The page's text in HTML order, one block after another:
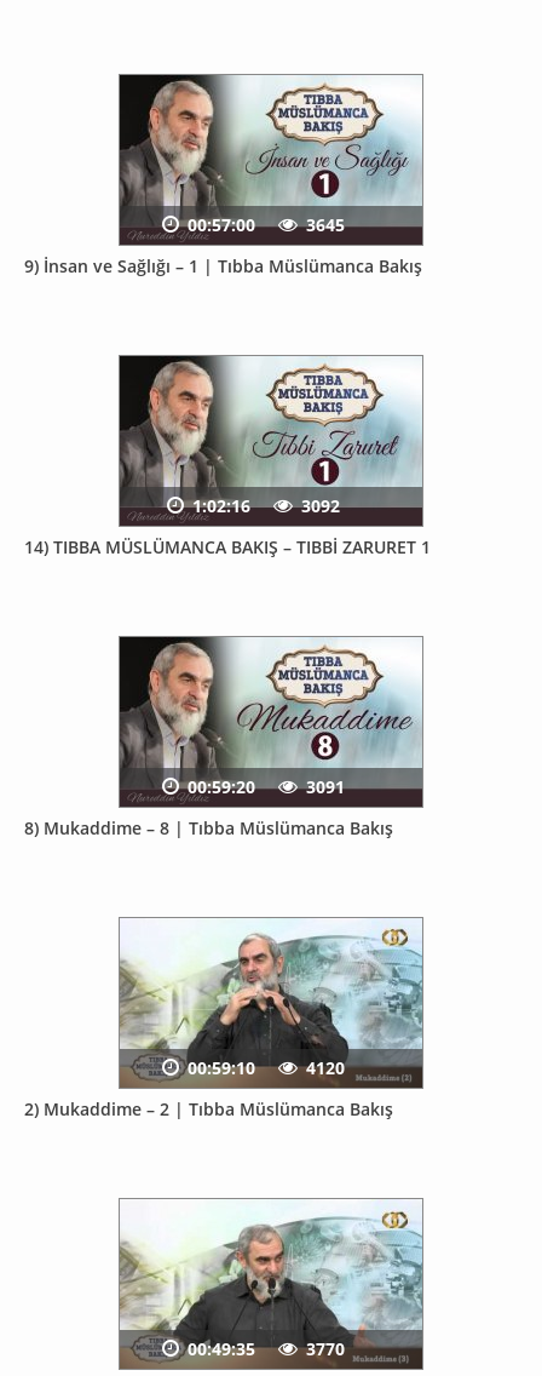
9) İnsan ve Sağlığı – 1 | Tıbba Müslümanca Bakış
00:57:00 3645
14) TIBBA MÜSLÜMANCA BAKIŞ – TIBBİ ZARURET 1
1:02:16 3092
8) Mukaddime – 8 | Tıbba Müslümanca Bakış
00:59:20 3091
2) Mukaddime – 2 | Tıbba Müslümanca Bakış
00:59:10 4120
00:49:35 3770